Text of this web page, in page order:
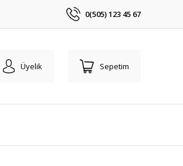
0(505) 123 45 67
Üyelik Sepetim